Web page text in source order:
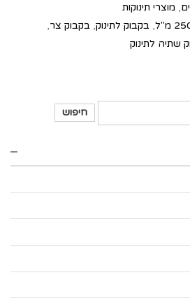
, מוצרי תינוקות
, בקבוק לתינוק, בקבוק צר,
שתיה לתינוק
חיפוש